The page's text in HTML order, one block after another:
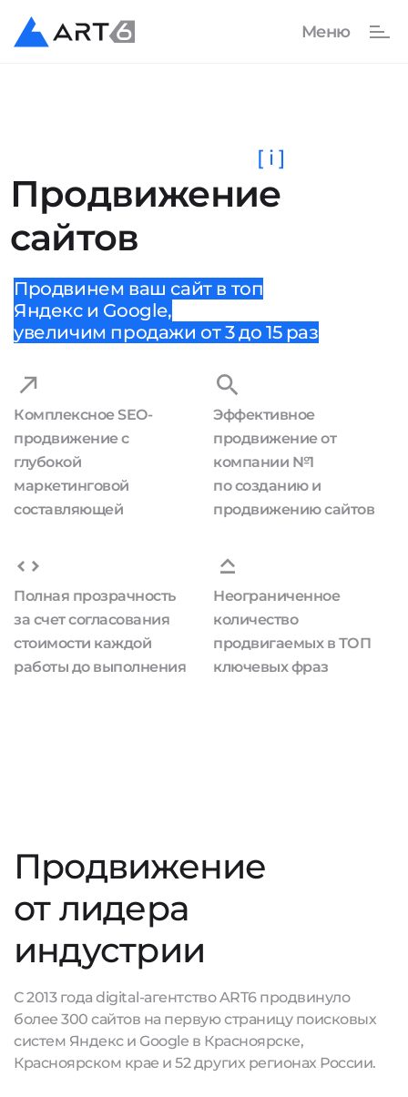
Продвижение
сайтов
[ i ]
Продвинем ваш сайт в топ
Яндекс и Google,
увеличим продажи от 3 до 15 раз
Комплексное SEO-
продвижение с
глубокой
маркетинговой
составляющей
Эффективное
продвижение от
компании №1
по созданию и
продвижению сайтов
Полная прозрачность
за счет согласования
стоимости каждой
работы до выполнения
Неограниченное
количество
продвигаемых в ТОП
ключевых фраз
Продвижение
от лидера
индустрии
С 2013 года digital-агентство ART6 продвинуло
более 300 сайтов на первую страницу поисковых
систем Яндекс и Google в Красноярске,
Красноярском крае и 52 других регионах России.